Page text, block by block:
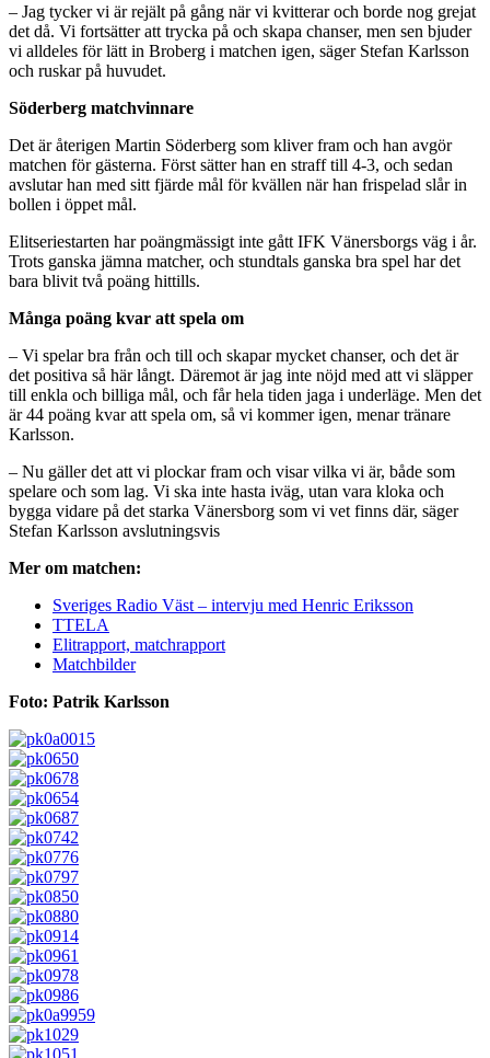
– Jag tycker vi är rejält på gång när vi kvitterar och borde nog grejat
det då. Vi fortsätter att trycka på och skapa chanser, men sen bjuder
vi alldeles för lätt in Broberg i matchen igen, säger Stefan Karlsson
och ruskar på huvudet.
Söderberg matchvinnare
Det är återigen Martin Söderberg som kliver fram och han avgör
matchen för gästerna. Först sätter han en straff till 4-3, och sedan
avslutar han med sitt fjärde mål för kvällen när han frispelad slår in
bollen i öppet mål.
Elitseriestarten har poängmässigt inte gått IFK Vänersborgs väg i år.
Trots ganska jämna matcher, och stundtals ganska bra spel har det
bara blivit två poäng hittills.
Många poäng kvar att spela om
– Vi spelar bra från och till och skapar mycket chanser, och det är
det positiva så här långt. Däremot är jag inte nöjd med att vi släpper
till enkla och billiga mål, och får hela tiden jaga i underläge. Men det
är 44 poäng kvar att spela om, så vi kommer igen, menar tränare
Karlsson.
– Nu gäller det att vi plockar fram och visar vilka vi är, både som
spelare och som lag. Vi ska inte hasta iväg, utan vara kloka och
bygga vidare på det starka Vänersborg som vi vet finns där, säger
Stefan Karlsson avslutningsvis
Mer om matchen:
Sveriges Radio Väst – intervju med Henric Eriksson
TTELA
Elitrapport, matchrapport
Matchbilder
Foto: Patrik Karlsson